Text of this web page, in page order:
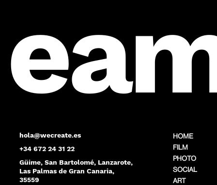
hola@wecreate.es
+34 672 24 31 22
Güime, San Bartolomé, Lanzarote,
Las Palmas de Gran Canaria,
35559
HOME
FILM
PHOTO
SOCIAL
ART